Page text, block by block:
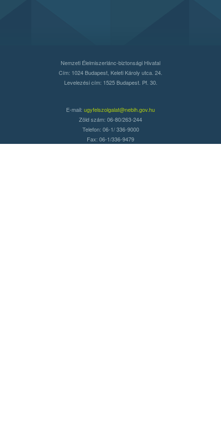
Nemzeti Élelmiszerlánc-biztonsági Hivatal
Cím: 1024 Budapest, Keleti Károly utca. 24.
Levelezési cím: 1525 Budapest. Pf. 30.
E-mail: ugyfelszolgalat@nebih.gov.hu
Zöld szám: 06-80/263-244
Telefon: 06-1/ 336-9000
Fax: 06-1/336-9479